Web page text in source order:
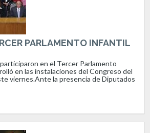
PARLAMENTO INFANTIL
en el Tercer Parlamento
en las instalaciones del Congreso del
viernes.Ante la presencia de Diputados